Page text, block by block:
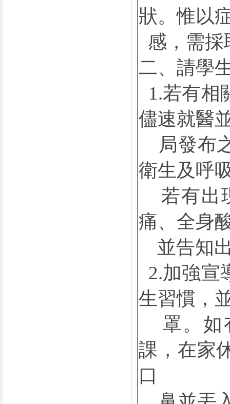
狀。惟以
感，需採
二、請學
1.若有相
儘速就醫
局發布
衛生及呼
若有出
痛、全身
並告知
2.加強宣
生習慣，
罩。如
課，在家
口